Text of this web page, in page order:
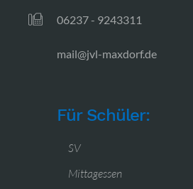
06237 - 9243311
mail@jvl-maxdorf.de
Für Schüler:
SV
Mittagessen